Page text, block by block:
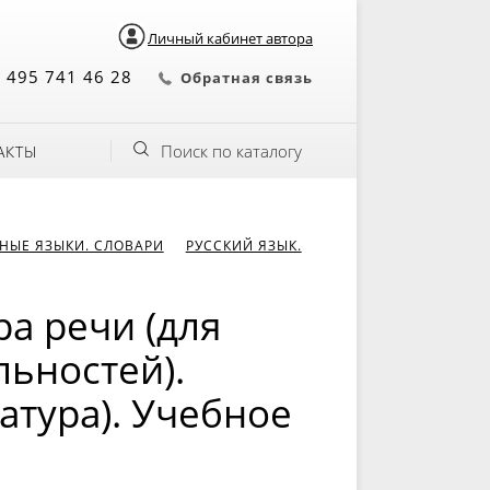
Личный кабинет автора
495 741 46 28 Обратная связь
Поиск по каталогу
ЯЗЫКИ. СЛОВАРИ РУССКИЙ ЯЗЫК.
речи (для
Учебное